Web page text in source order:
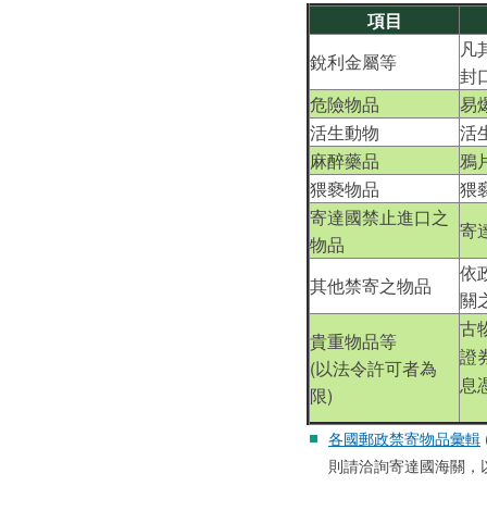
項目
銳利金屬等
凡
封
危險物品
易
活生動物
活
麻醉藥品
鴉
猥褻物品
猥
寄達國禁止進口之
物品
寄
其他禁寄之物品
依
關
貴重物品等
(以法令許可者為
限)
古
證
息
各國郵政禁寄物品彙輯
則請洽詢寄達國海關，